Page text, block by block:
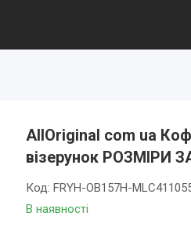
AllOriginal com ua
візерунок РОЗМІРИ
В наявності
Код: FRYH-OB157H-